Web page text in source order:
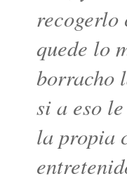
recogerlo
quede lo
borracho
si a eso
la propia